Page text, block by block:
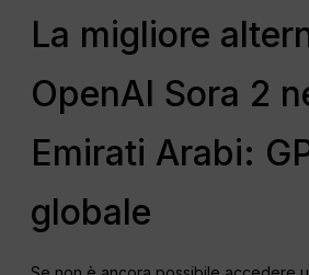
La migliore
OpenAI Sora 2
Emirati Arabi:
globale